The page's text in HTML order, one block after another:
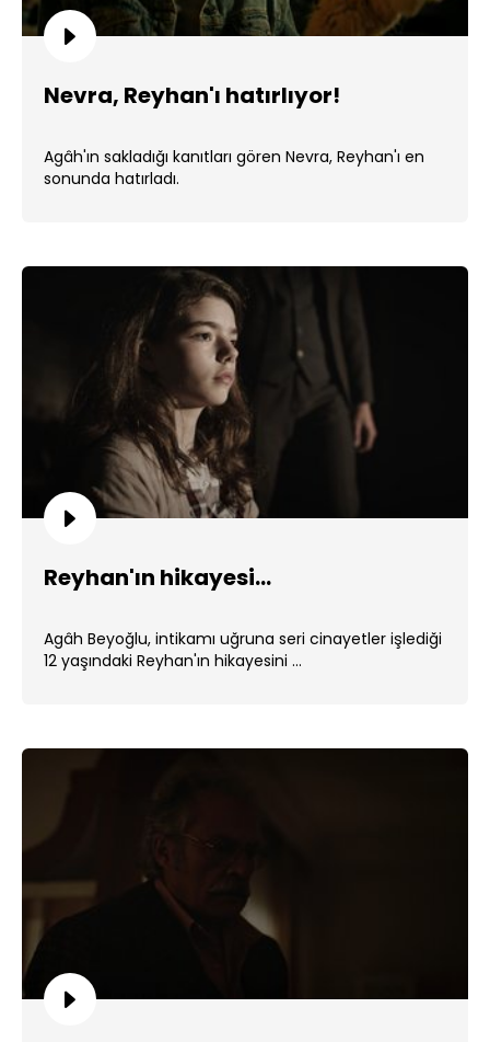
Nevra, Reyhan'ı hatırlıyor!
Agâh'ın sakladığı kanıtları gören Nevra, Reyhan'ı en
sonunda hatırladı.
Reyhan'ın hikayesi...
Agâh Beyoğlu, intikamı uğruna seri cinayetler işlediği
12 yaşındaki Reyhan'ın hikayesini ...